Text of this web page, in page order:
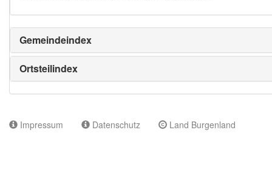
Gemeindeindex
Ortsteilindex
Impressum Datenschutz Land Burgenland